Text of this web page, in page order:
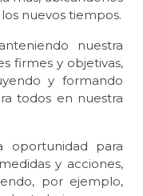
nuevos tiempos.
nuestra
firmes y objetivas,
y formando
todos en nuestra
oportunidad para
y acciones,
por ejemplo,